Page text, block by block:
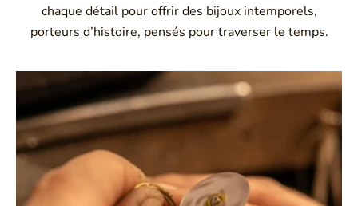
chaque détail pour offrir des bijoux intemporels,
porteurs d’histoire, pensés pour traverser le temps.
Montbrison, Lyon, Paris